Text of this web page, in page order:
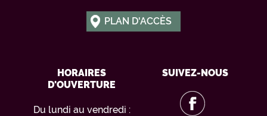
PLAN D'ACCÈS
HORAIRES
D'OUVERTURE
Du lundi au vendredi :
SUIVEZ-NOUS